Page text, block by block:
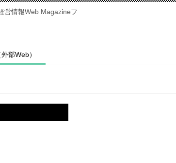
営情報Web Magazineフ
部Web）